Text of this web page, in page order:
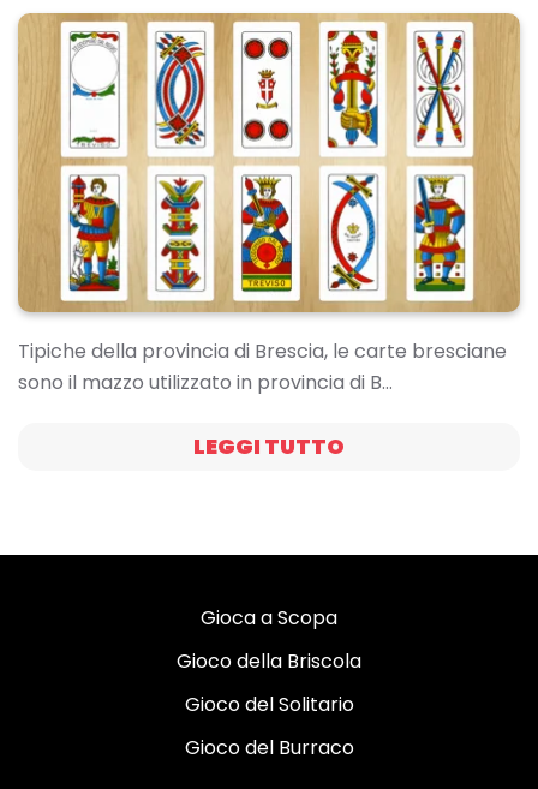
Tipiche della provincia di Brescia, le carte bresciane
sono il mazzo utilizzato in provincia di B…
LEGGI TUTTO
Gioca a Scopa
Gioco della Briscola
Gioco del Solitario
Gioco del Burraco